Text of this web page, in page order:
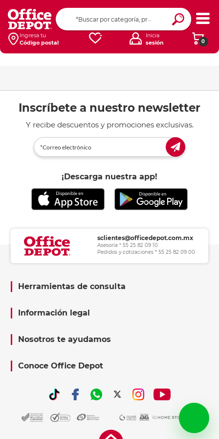
Ingresa tu
Código postal
0
Inicia
sesión
Inscríbete a nuestro newsletter
Y recibe descuentos y promociones exclusivas.
¡Descarga nuestra app!
sclientes@officedepot.com.mx
Asesoría * 55 25 82 09 10
Pedidos y cotizaciones * 55 25 82 09 00
Herramientas de consulta
Información legal
Nosotros te ayudamos
Conoce Office Depot